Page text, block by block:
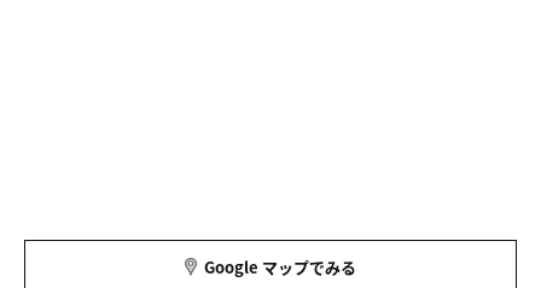
Google マップでみる